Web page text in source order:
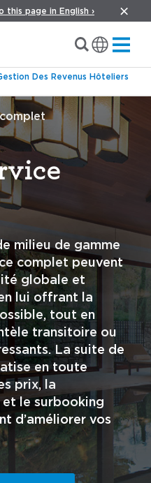
this page in English ›
Des Revenus Hôteliers
milieu de gamme
complet peuvent
globale et
lui offrant la
tout en
transitoire ou
La suite de
en toute
prix, la
le surbooking
d’améliorer vos